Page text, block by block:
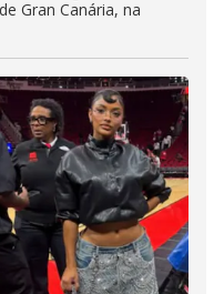
Gran Canária, na